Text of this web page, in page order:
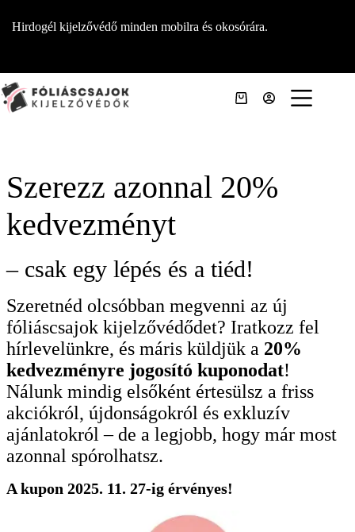
content
Hirdogél kijelzővédő minden mobilra és okosórára.
Shopping
Szerezz azonnal 20%
kedvezményt
– csak egy lépés és a tiéd!
Szeretnéd olcsóbban megvenni az új
fóliáscsajok kijelzővédődet? Iratkozz fel
hírlevelünkre, és máris küldjük a 20%
kedvezményre jogosító kuponodat!
Nálunk mindig elsőként értesülsz a friss
akciókról, újdonságokról és exkluzív
ajánlatokról – de a legjobb, hogy már most
azonnal spórolhatsz.
A kupon 2025. 11. 27-ig érvényes!